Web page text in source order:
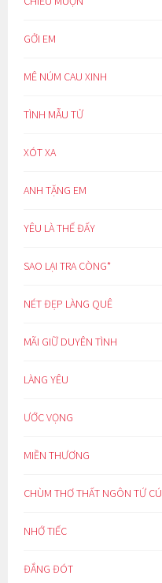
GỞI EM
MÊ NÚM CAU XINH
TÌNH MẪU TỬ
XÓT XA
ANH TẶNG EM
YÊU LÀ THẾ ĐẤY
SAO LẠI TRA CÒNG*
NÉT ĐẸP LÀNG QUÊ
MÃI GIỮ DUYÊN TÌNH
LÀNG YÊU
ƯỚC VỌNG
MIỀN THƯƠNG
CHÙM THƠ THẤT NGÔN TỨ CÚ
NHỚ TIẾC
ĐẮNG ĐÓT